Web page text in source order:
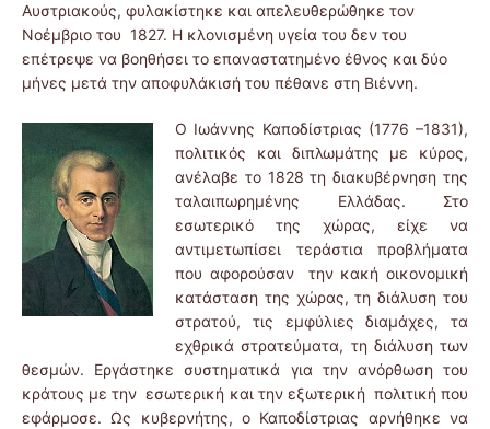
Αυστριακούς, φυλακίστηκε και απελευθερώθηκε τον
Νοέμβριο του 1827. Η κλονισμένη υγεία του δεν του
επέτρεψε να βοηθήσει το επαναστατημένο έθνος και δύο
μήνες μετά την αποφυλάκισή του πέθανε στη Βιέννη.
Ο Ιωάννης Καποδίστριας (1776 –1831),
πολιτικός και διπλωμάτης με κύρος,
ανέλαβε το 1828 τη διακυβέρνηση της
ταλαιπωρημένης Ελλάδας. Στο
εσωτερικό της χώρας, είχε να
αντιμετωπίσει τεράστια προβλήματα
που αφορούσαν την κακή οικονομική
κατάσταση της χώρας, τη διάλυση του
στρατού, τις εμφύλιες διαμάχες, τα
εχθρικά στρατεύματα, τη διάλυση των
θεσμών. Εργάστηκε συστηματικά για την ανόρθωση του
κράτους με την εσωτερική και την εξωτερική πολιτική που
εφάρμοσε. Ως κυβερνήτης, ο Καποδίστριας αρνήθηκε να